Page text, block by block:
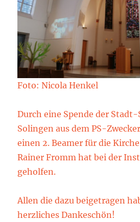
Foto: Nicola Henkel
Durch eine Spende der Stadt-
Solingen aus dem PS-
einen 2. Beamer für die
Rainer Fromm hat bei der
geholfen.
Allen die dazu beigetragen
herzliches Dankeschön!